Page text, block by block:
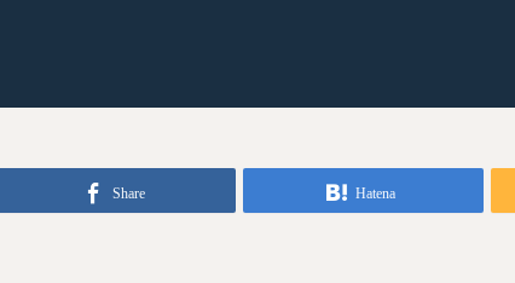
Share Hatena